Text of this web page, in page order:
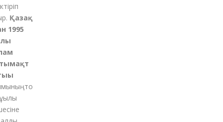
Қазақ
то